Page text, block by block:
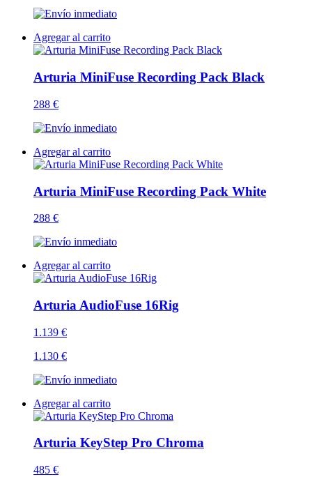
Agregar al carrito
Arturia MiniFuse Recording Pack Black
288 €
Agregar al carrito
Arturia MiniFuse Recording Pack White
288 €
Agregar al carrito
Arturia AudioFuse 16Rig
1.139 €
1.130 €
Agregar al carrito
Arturia KeyStep Pro Chroma
485 €